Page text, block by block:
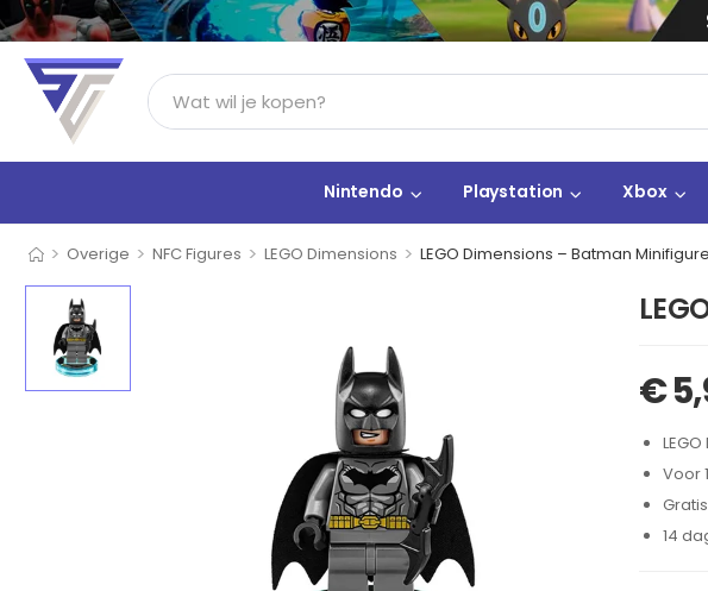
Nintendo Playstation Xbox
> Overige > NFC Figures > LEGO Dimensions > LEGO Dimensions – Batman Minifigure
€
Voor
14